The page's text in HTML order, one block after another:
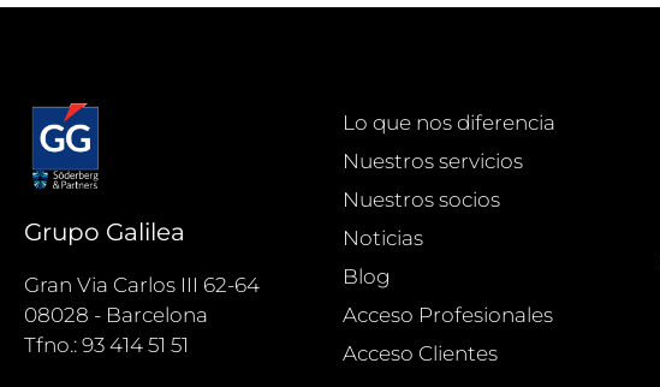
Grupo Galilea
Gran Via Carlos III 62-64
08028 - Barcelona
Tfno.: 93 414 51 51
Lo que nos diferencia
Nuestros servicios
Nuestros socios
Noticias
Blog
Acceso Profesionales
Acceso Clientes